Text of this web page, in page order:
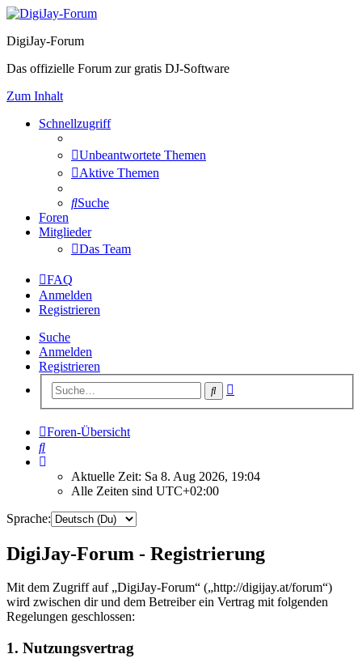
DigiJay-Forum
Das offizielle Forum zur gratis DJ-Software
Zum Inhalt
Schnellzugriff
Unbeantwortete Themen
Aktive Themen
Suche
Foren
Mitglieder
Das Team
FAQ
Anmelden
Registrieren
Suche
Anmelden
Registrieren
Suche
Foren-Übersicht
Suche
Aktuelle Zeit: Sa 8. Aug 2026, 19:04
Alle Zeiten sind UTC+02:00
Sprache:
DigiJay-Forum - Registrierung
Mit dem Zugriff auf „DigiJay-Forum“ („http://digijay.at/forum“)
wird zwischen dir und dem Betreiber ein Vertrag mit folgenden
Regelungen geschlossen:
1. Nutzungsvertrag